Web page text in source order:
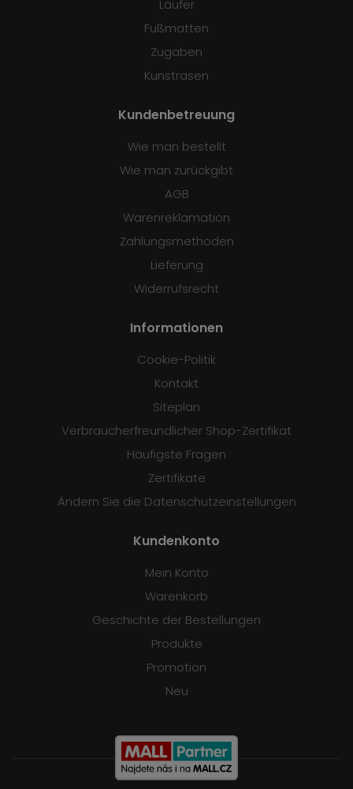
Läufer
Fußmatten
Zugaben
Kunstrasen
Kundenbetreuung
Wie man bestellt
Wie man zurückgibt
AGB
Warenreklamation
Zahlungsmethoden
Lieferung
Widerrufsrecht
Informationen
Cookie-Politik
Kontakt
Siteplan
Verbraucherfreundlicher Shop-Zertifikat
Häufigste Fragen
Zertifikate
Ändern Sie die Datenschutzeinstellungen
Kundenkonto
Mein Konto
Warenkorb
Geschichte der Bestellungen
Produkte
Promotion
Neu